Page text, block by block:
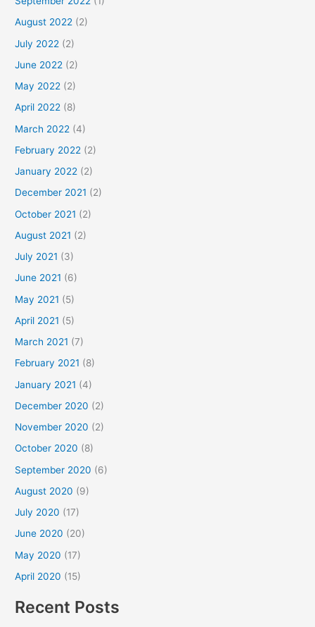
August 2022 (2)
July 2022 (2)
June 2022 (2)
May 2022 (2)
April 2022 (8)
March 2022 (4)
February 2022 (2)
January 2022 (2)
December 2021 (2)
October 2021 (2)
August 2021 (2)
July 2021 (3)
June 2021 (6)
May 2021 (5)
April 2021 (5)
March 2021 (7)
February 2021 (8)
January 2021 (4)
December 2020 (2)
November 2020 (2)
October 2020 (8)
September 2020 (6)
August 2020 (9)
July 2020 (17)
June 2020 (20)
May 2020 (17)
April 2020 (15)
Recent Posts